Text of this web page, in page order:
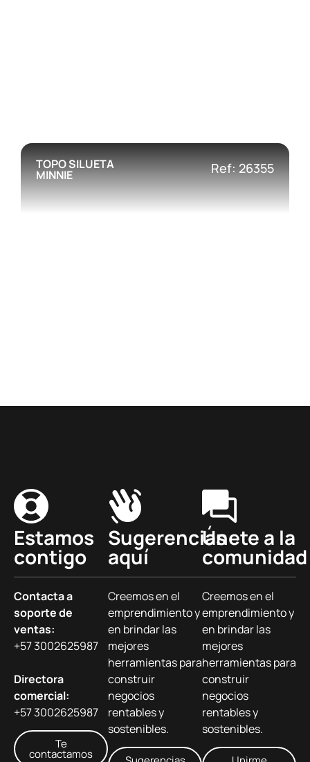
TOPO SILUETA
MINNIE Ref: 26355
Estamos
contigo
Contacta a
soporte de
ventas:
+57 3002625987
Directora
comercial:
+57 3002625987
Te
contactamos
Sugerencias
aquí
Creemos en el
emprendimiento y
en brindar las
mejores
herramientas para
construir
negocios
rentables y
sostenibles.
Únete a la
comunidad
Creemos en el
emprendimiento y
en brindar las
mejores
herramientas para
construir
negocios
rentables y
sostenibles.